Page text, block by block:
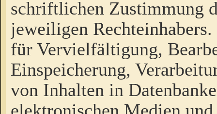
schriftlichen Zustimmung
jeweiligen
für Vervielfältigung,
Einspeicherung,
von Inhalten in